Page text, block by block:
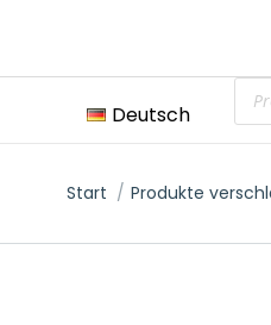
Deutsch
Sie befinden sich hier:
Start Produkte